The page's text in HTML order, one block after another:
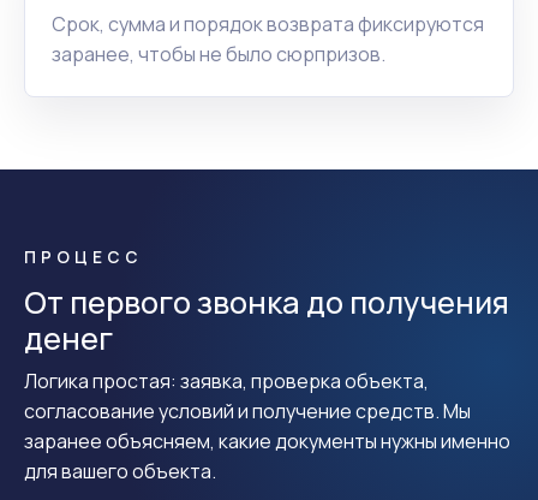
Срок, сумма и порядок возврата фиксируются
заранее, чтобы не было сюрпризов.
ПРОЦЕСС
От первого звонка до получения
денег
Логика простая: заявка, проверка объекта,
согласование условий и получение средств. Мы
заранее объясняем, какие документы нужны именно
для вашего объекта.